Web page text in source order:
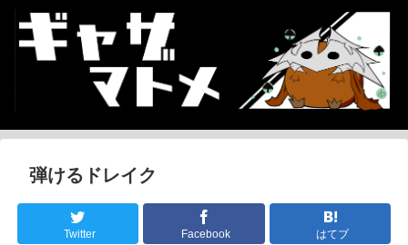
弾けるドレイク
Twitter Facebook はてブ